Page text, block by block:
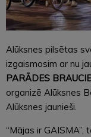
Alūksnes pilsētas
izgaismosim ar nu
PARĀDES
organizē Alūksnes
Alūksnes jaunieši.
“Mājas ir